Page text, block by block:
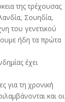
της τρέχουσας
Σουηδία,
του γενετικού
ήδη τα πρώτα
έχει
για τη χρονική
και οι